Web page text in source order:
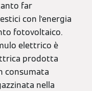
far
con l'energia
fotovoltaico.
elettrico è
prodotta
consumata
nella